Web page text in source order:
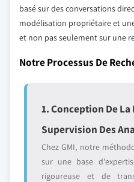
basé sur des conversations
modélisation propriétaire et
et non pas seulement sur une
Notre Processus De
1. Conception De La
Supervision Des
Chez GMI, notre
sur une base
rigoureuse et de